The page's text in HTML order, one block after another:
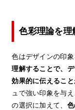
色彩理論を理
色はデザインの印
理解することで、
効果的に伝えるこ
ュで強い印象を与
の選択に加えて、